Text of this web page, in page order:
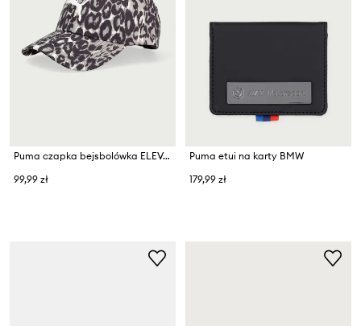
Puma czapka bejsbolówka ELEVATED
99,99 zł
Puma etui na karty BMW
179,99 zł